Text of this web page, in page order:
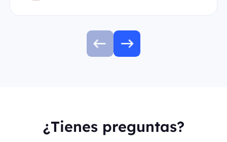
¿Tienes preguntas?